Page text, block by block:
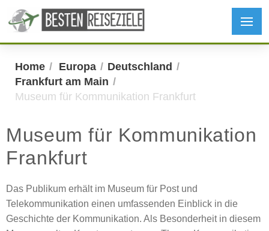
Home Europa
Deutschland
Frankfurt am Main
Museum für Kommunikation Frankfurt
Museum für Kommunikation
Frankfurt
Das Publikum erhält im Museum für Post und
Telekommunikation einen umfassenden Einblick in die
Geschichte der Kommunikation. Als Besonderheit in diesem